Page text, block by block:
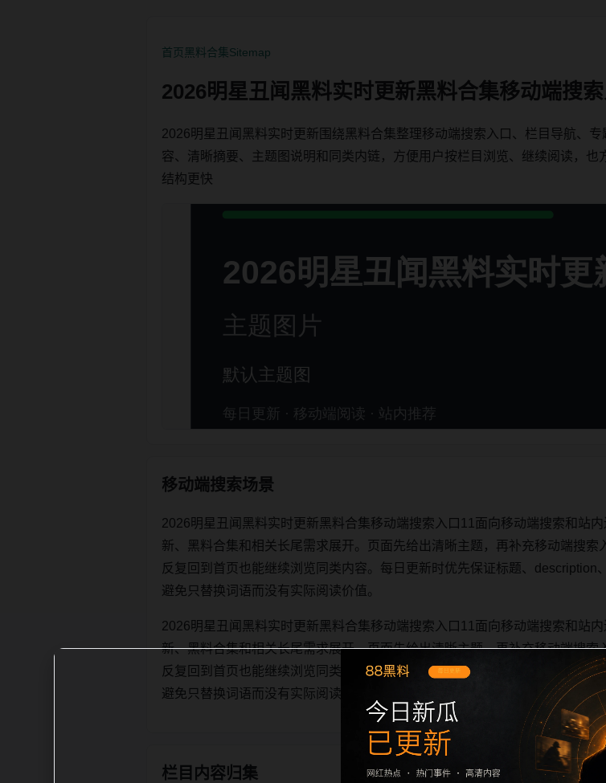
首页黑料合集Sitemap
2026明星丑闻黑料实时更新黑料合集移动端搜
2026明星丑闻黑料实时更新围绕黑料合集整理移动端搜索入口、栏目导航、
容、清晰摘要、主题图说明和同类内链，方便用户按栏目浏览、继续阅读，
结构更快
移动端搜索场景
2026明星丑闻黑料实时更新黑料合集移动端搜索入口11面向移动端搜索和站
新、黑料合集和相关长尾需求展开。页面先给出清晰主题，再补充移动端搜
反复回到首页也能继续浏览同类内容。每日更新时优先保证标题、description
避免只替换词语而没有实际阅读价值。
2026明星丑闻黑料实时更新黑料合集移动端搜索入口11面向移动端搜索和站
新、黑料合集和相关长尾需求展开。页面先给出清晰主题，再补充移动端搜
反复回到首页也能继续浏览同类内容。每日更新时优先保证标题、description
避免只替换词语而没有实际阅读价值。
栏目内容归集